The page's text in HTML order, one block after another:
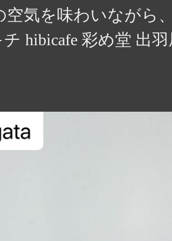
空気を味わいながら
hibicafe 彩め堂 出